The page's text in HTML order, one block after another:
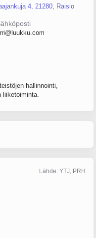
4, 21280, Raisio
hallinnointi,
liiketoiminta.
Lähde: YTJ, PRH